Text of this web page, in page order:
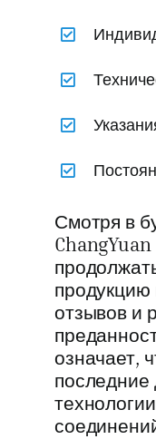
Смотря в
отзывов и
означает,
последние